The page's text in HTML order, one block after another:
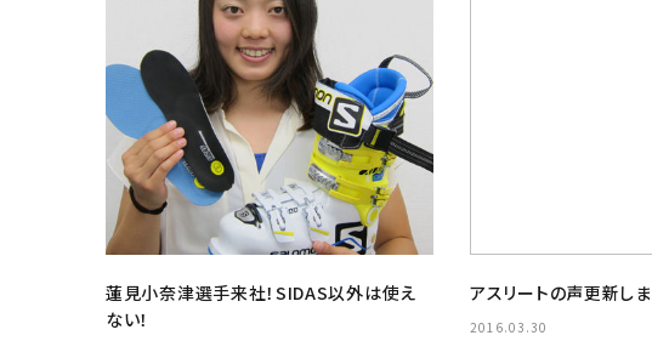
蓮見小奈津選手来社！SIDAS以外は使え
ない！
アスリートの声更新しま
2016.03.30